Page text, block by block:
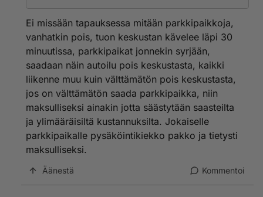
turhaan rakennettiin parkkitalo. Onhan sitä paljon
muutakin turhaa tehty ja rakennettu. Ja rahaa kun on,
velkarahaa.
Ei missään tapauksessa mitään parkkipaikkoja,
vanhatkin pois, tuon keskustan kävelee läpi 30
minuutissa, parkkipaikat jonnekin syrjään,
saadaan näin autoilu pois keskustasta, kaikki
liikenne muu kuin välttämätön pois keskustasta,
jos on välttämätön saada parkkipaikka, niin
maksulliseksi ainakin jotta säästytään saasteilta
ja ylimääräisiltä kustannuksilta. Jokaiselle
parkkipaikalle pysäköintikiekko pakko ja tietysti
maksulliseksi.
Äänestä Kommentoi